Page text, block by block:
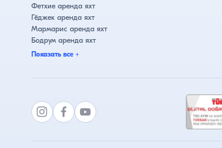
Фетхие аренда яхт
Гёджек аренда яхт
Мармарис аренда яхт
Бодрум аренда яхт
Чешме аренда яхт
Показать все+